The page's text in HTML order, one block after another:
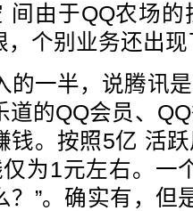
间由于QQ农场
，个别业务还出
一半，说腾讯是
道的QQ会员、
钱。按照5亿 活
为1元左右。一
？”。确实有，但